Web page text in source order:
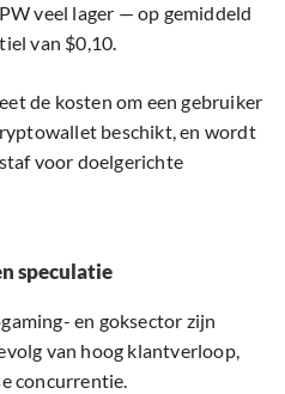
veel lager — op gemiddeld
van $0,10.
de kosten om een gebruiker
beschikt, en wordt
voor doelgerichte
speculatie
en goksector zijn
van hoog klantverloop,
concurrentie.